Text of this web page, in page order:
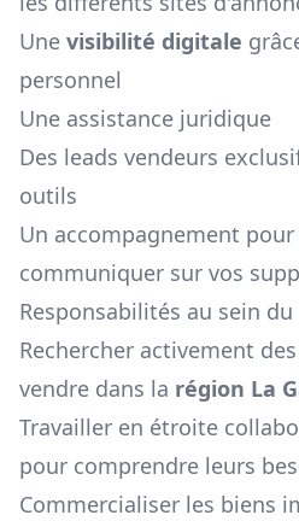
Une visibilité digitale
personnel
Une assistance juridique
Des leads vendeurs
outils
Un accompagnement
communiquer sur vos
Responsabilités au sein du
Rechercher activement
vendre dans la région La
Travailler en étroite
pour comprendre leurs
Commercialiser les biens